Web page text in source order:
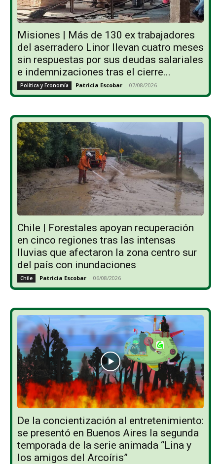
Misiones | Más de 130 ex trabajadores
del aserradero Linor llevan cuatro meses
sin respuestas por sus deudas salariales
e indemnizaciones tras el cierre...
Política y Economía Patricia Escobar - 07/08/2026
Chile | Forestales apoyan recuperación
en cinco regiones tras las intensas
lluvias que afectaron la zona centro sur
del país con inundaciones
Chile Patricia Escobar - 06/08/2026
De la concientización al entretenimiento:
se presentó en Buenos Aires la segunda
temporada de la serie animada “Lina y
los amigos del Arcoíris”